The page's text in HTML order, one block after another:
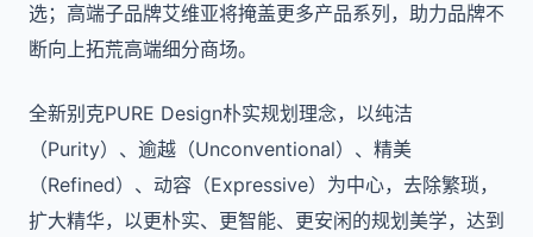
选；高端子品牌艾维亚将掩盖更多产品系列，助力品牌不
断向上拓荒高端细分商场。
全新别克PURE Design朴实规划理念，以纯洁
（Purity）、逾越（Unconventional）、精美
（Refined）、动容（Expressive）为中心，去除繁琐，
扩大精华，以更朴实、更智能、更安闲的规划美学，达到